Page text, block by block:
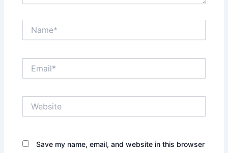
Save my name, email, and website in this browser